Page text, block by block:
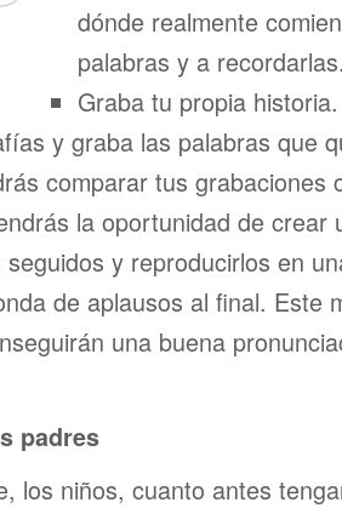
dónde realmente
palabras y a
Graba tu propia
y graba las palabras que
comparar tus grabaciones
la oportunidad de crear
y reproducirlos en
de aplausos al final. Este
una buena
padres
los niños, cuanto antes